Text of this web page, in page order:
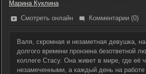
Марина Куклина
Смотреть онлайн
Комментарии (0)
Валя, скромная и незаметная девушка,
долгого времени пронзена безответной
коллеге Стасу. Она живет в мире, где её
незамеченными, а каждый день на работе